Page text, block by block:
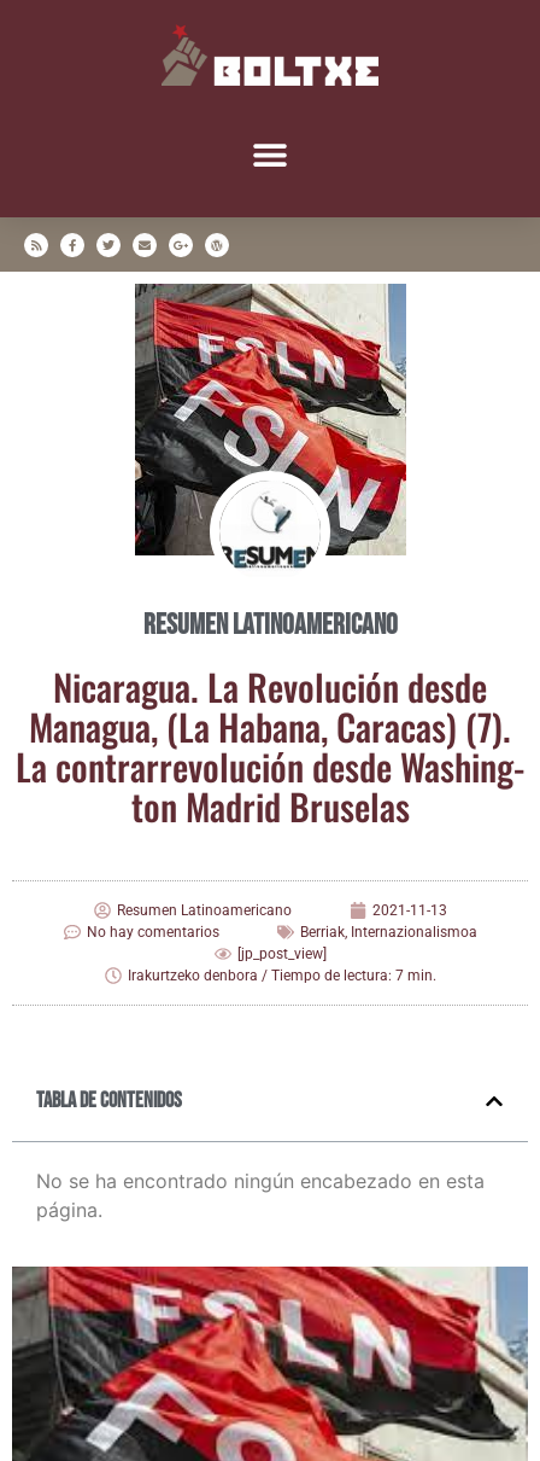
Resumen Latinoamericano
Nica­ra­gua. La Revo­lu­ción des­de
Mana­gua, (La Haba­na, Cara­cas) (7).
La con­tra­rre­vo­lu­ción des­de Washing­
ton Madrid Bruselas
Resumen Latinoamericano
2021-11-13
No hay comentarios
Berriak, Internazionalismoa
[jp_post_view]
Irakurtzeko denbora / Tiempo de lectura: 7 min.
Tabla de contenidos
No se ha encontrado ningún encabezado en esta
página.